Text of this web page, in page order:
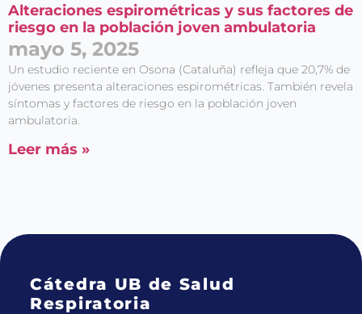
Alteraciones espirométricas y sus factores de
riesgo en la población joven ambulatoria
mayo 5, 2025
Un estudio reciente en Osona (Cataluña) refleja que 20,7% de
jóvenes presenta alteraciones espirométricas. También revela
síntomas y factores de riesgo en la población joven
ambulatoria.
Leer más »
Cátedra UB de Salud
Respiratoria